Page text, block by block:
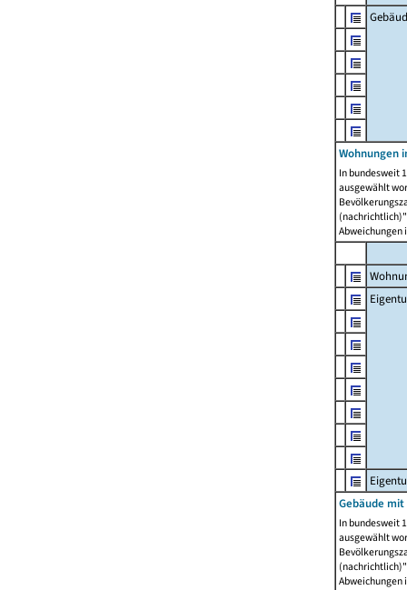
Wohnungen
In bundesweit
ausgewählt
Abweichungen
Gebäude
In bundesweit
ausgewählt
Abweichungen